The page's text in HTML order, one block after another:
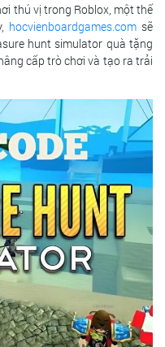
thú vị trong Roblox, một thế
hocvienboardgames.com sẽ
hunt simulator quà tặng
cấp trò chơi và tạo ra trải